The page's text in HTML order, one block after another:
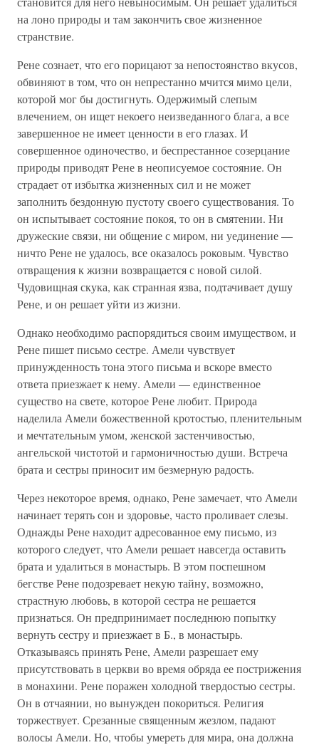
на лоно природы и там закончить свое жизненное
странствие.
Рене сознает, что его порицают за непостоянство вкусов,
обвиняют в том, что он непрестанно мчится мимо цели,
которой мог бы достигнуть. Одержимый слепым
влечением, он ищет некоего неизведанного блага, а все
завершенное не имеет ценности в его глазах. И
совершенное одиночество, и беспрестанное созерцание
природы приводят Рене в неописуемое состояние. Он
страдает от избытка жизненных сил и не может
заполнить бездонную пустоту своего существования. То
он испытывает состояние покоя, то он в смятении. Ни
дружеские связи, ни общение с миром, ни уединение —
ничто Рене не удалось, все оказалось роковым. Чувство
отвращения к жизни возвращается с новой силой.
Чудовищная скука, как странная язва, подтачивает душу
Рене, и он решает уйти из жизни.
Однако необходимо распорядиться своим имуществом, и
Рене пишет письмо сестре. Амели чувствует
принужденность тона этого письма и вскоре вместо
ответа приезжает к нему. Амели — единственное
существо на свете, которое Рене любит. Природа
наделила Амели божественной кротостью, пленительным
и мечтательным умом, женской застенчивостью,
ангельской чистотой и гармоничностью души. Встреча
брата и сестры приносит им безмерную радость.
Через некоторое время, однако, Рене замечает, что Амели
начинает терять сон и здоровье, часто проливает слезы.
Однажды Рене находит адресованное ему письмо, из
которого следует, что Амели решает навсегда оставить
брата и удалиться в монастырь. В этом поспешном
бегстве Рене подозревает некую тайну, возможно,
страстную любовь, в которой сестра не решается
признаться. Он предпринимает последнюю попытку
вернуть сестру и приезжает в Б., в монастырь.
Отказываясь принять Рене, Амели разрешает ему
присутствовать в церкви во время обряда ее пострижения
в монахини. Рене поражен холодной твердостью сестры.
Он в отчаянии, но вынужден покориться. Религия
торжествует. Срезанные священным жезлом, падают
волосы Амели. Но, чтобы умереть для мира, она должна